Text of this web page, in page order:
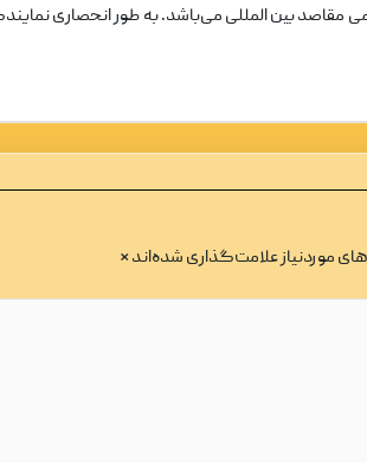
مقاصد بین المللی می‌باشد. به طور انحصاری
موردنیاز علامت‌گذاری شده‌اند*